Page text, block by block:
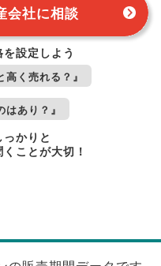
会社に相談
を設定しよう
高く売れる？』
はあり？』
かりと
ことが大切！